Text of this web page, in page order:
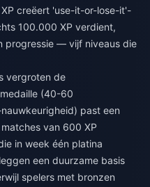
creëert 'use-it-or-lose-it'-
100.000 XP verdient,
progressie — vijf niveaus die
vergroten de
(40-60
past een
van 600 XP
in week één platina
een duurzame basis
spelers met bronzen